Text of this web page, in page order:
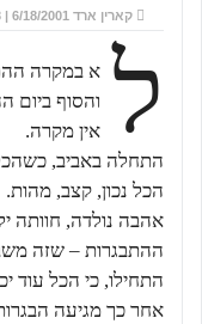
קארין ארד 6/18/2001 | 19:53
ל א במקרה
והסוף ביום
אין מקרה.
התחלה באביב,
הכל נכון, קצב, מהות.
אהבה נולדה, חוותה
ההתבגרות – שזה
התחילו, כי הכל עוד
אחר כך מגיעה